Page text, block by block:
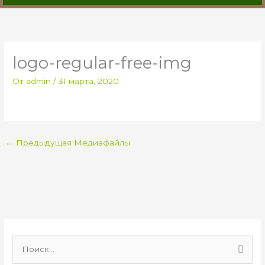
logo-regular-free-img
От admin/31 марта, 2020
← Предыдущая Медиафайлы